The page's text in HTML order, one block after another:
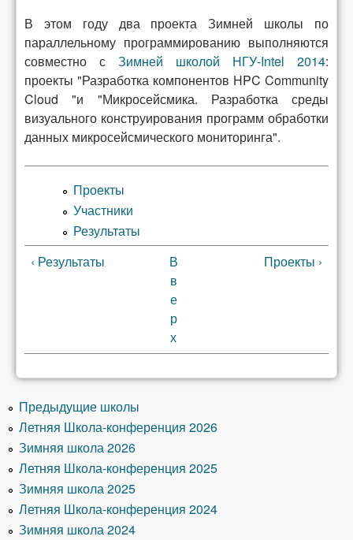
В этом году два проекта Зимней школы по
параллельному программированию выполняются
совместно с Зимней школой НГУ-Intel 2014:
проекты "Разработка компонентов HPC Community
Cloud "и "Микросейсмика. Разработка среды
визуального конструирования программ обработки
данных микросейсмического мониторинга".
Проекты
Участники
Результаты
‹ Результаты
В
в
е
р
х
Проекты ›
Предыдущие школы
Летняя Школа-конференция 2026
Зимняя школа 2026
Летняя Школа-конференция 2025
Зимняя школа 2025
Летняя Школа-конференция 2024
Зимняя школа 2024